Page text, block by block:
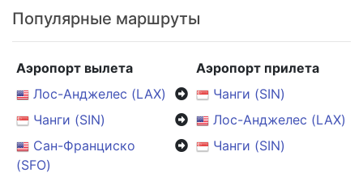
Популярные маршруты
Аэропорт вылета
Аэропорт прилета
Лос-Анджелес (LAX)
Чанги (SIN)
Чанги (SIN)
Лос-Анджелес (LAX)
Сан-Франциско
(SFO)
Чанги (SIN)